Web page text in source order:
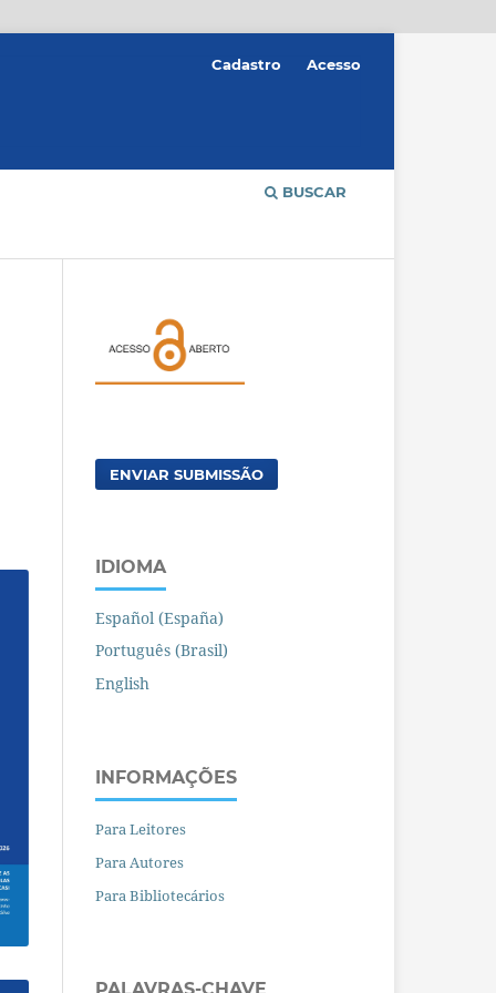
BUSCAR
Cadastro Acesso
ENVIAR SUBMISSÃO
IDIOMA
Español (España)
Português (Brasil)
English
INFORMAÇÕES
Para Leitores
Para Autores
Para Bibliotecários